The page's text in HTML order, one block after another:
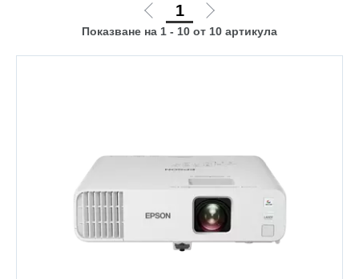
Отиди
на
предишната
1
Отиди
на
следващата
Показване на 1 - 10 от 10 артикула